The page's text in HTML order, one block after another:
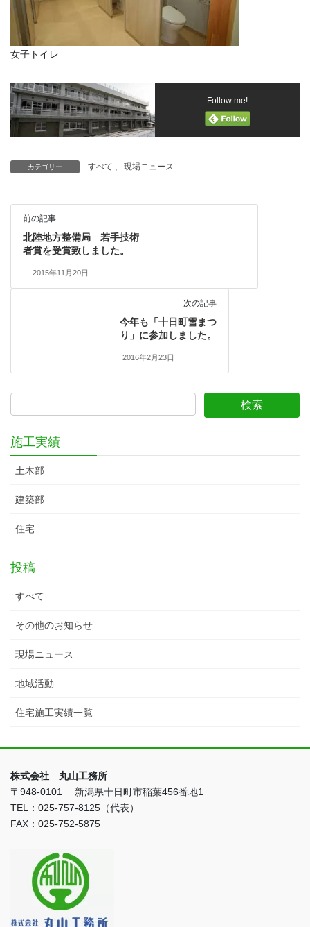
女子トイレ
Follow me!
カテゴリー すべて 、 現場ニュース
前の記事
北陸地方整備局 若手技術
者賞を受賞致しました。
2015年11月20日
次の記事
今年も「十日町雪まつ
り」に参加しました。
2016年2月23日
施工実績
土木部
建築部
住宅
投稿
すべて
その他のお知らせ
現場ニュース
地域活動
住宅施工実績一覧
株式会社 丸山工務所
〒948-0101 新潟県十日町市稲葉456番地1
TEL：025-757-8125（代表）
FAX：025-752-5875